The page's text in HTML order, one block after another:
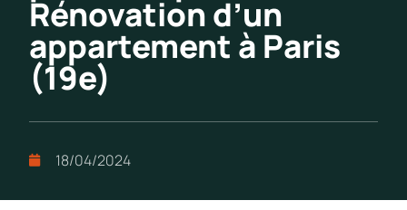
Rénovation d’un
appartement à Paris
(19e)
18/04/2024